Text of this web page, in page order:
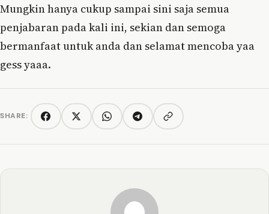
Mungkin hanya cukup sampai sini saja semua
penjabaran pada kali ini, sekian dan semoga
bermanfaat untuk anda dan selamat mencoba yaa
gess yaaa.
SHARE: FacebookTwitter/XWhatsAppTelegramCopy link